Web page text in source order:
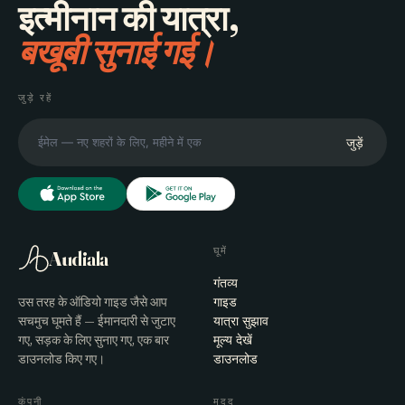
इत्मीनान की यात्रा,
बखूबी सुनाई गई।
जुड़े रहें
जुड़ें
Audiala
उस तरह के ऑडियो गाइड जैसे आप
सचमुच घूमते हैं — ईमानदारी से जुटाए
गए, सड़क के लिए सुनाए गए, एक बार
डाउनलोड किए गए।
घूमें
गंतव्य
गाइड
यात्रा सुझाव
मूल्य देखें
डाउनलोड
कंपनी मदद